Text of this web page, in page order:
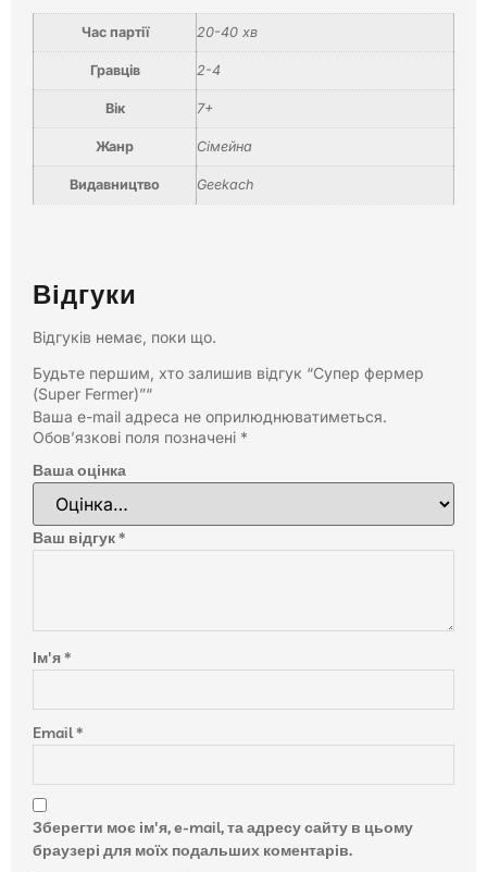
Час партії 20-40 хв
Гравців 2-4
Вік 7+
Жанр Сімейна
Видавництво Geekach
Відгуки
Відгуків немає, поки що.
Будьте першим, хто залишив відгук “Супер фермер
(Super Fermer)”“
Ваша e-mail адреса не оприлюднюватиметься.
Обов’язкові поля позначені *
Ваша оцінка
Ваш відгук*
Ім'я*
Email*
Зберегти моє ім'я, e-mail, та адресу сайту в цьому
браузері для моїх подальших коментарів.